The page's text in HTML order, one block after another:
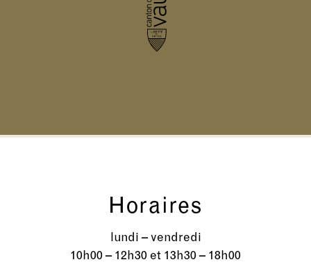
Horaires
lundi – vendredi
10h00 – 12h30 et 13h30 – 18h00